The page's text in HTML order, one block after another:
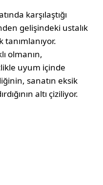
karşılaştığı
gelişindeki ustalık
tanımlanıyor.
olmanın,
uyum içinde
sanatın eksik
altı çiziliyor.